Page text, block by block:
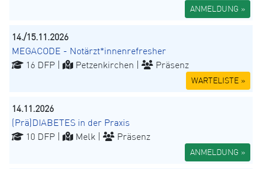
ANMELDUNG »
14./15.11.2026
MEGACODE - Notärzt*innenrefresher
16 DFP |
Petzenkirchen | Präsenz
WARTELISTE »
14.11.2026
(Prä)DIABETES in der Praxis
10 DFP |
Melk | Präsenz
ANMELDUNG »